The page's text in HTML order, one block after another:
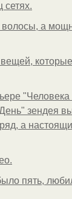
сетях.
волосы, а
"Человека
зендея
а
пять,